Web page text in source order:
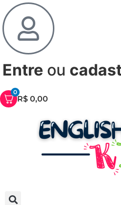
Entre ou
0
R$ 0,00